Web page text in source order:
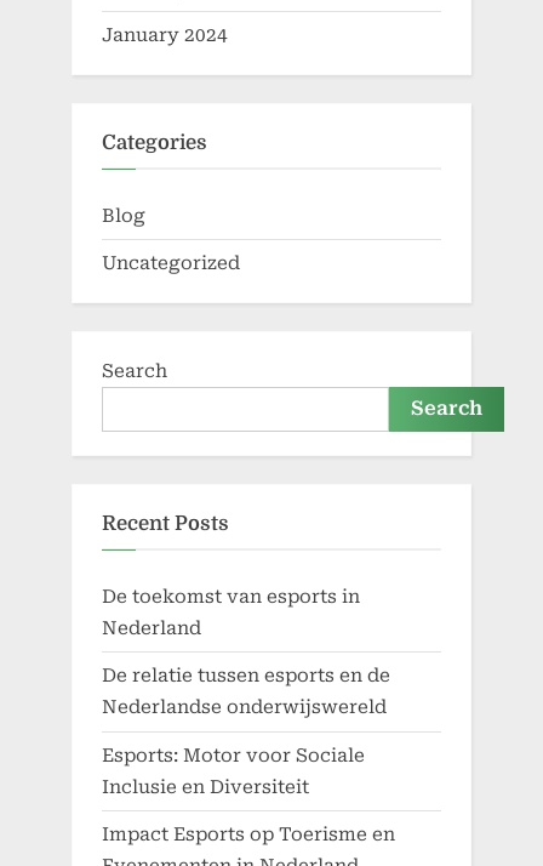
January 2024
Categories
Blog
Uncategorized
Search
Search
Recent Posts
De toekomst van esports in
Nederland
De relatie tussen esports en de
Nederlandse onderwijswereld
Esports: Motor voor Sociale
Inclusie en Diversiteit
Impact Esports op Toerisme en